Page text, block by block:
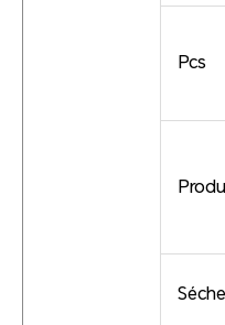
Pcs